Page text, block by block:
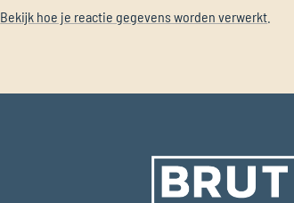
Bekijk hoe je reactie gegevens worden verwerkt